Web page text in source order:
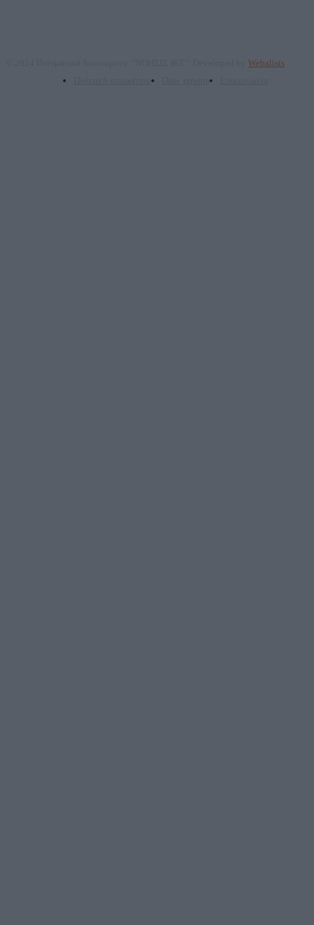
Webalists